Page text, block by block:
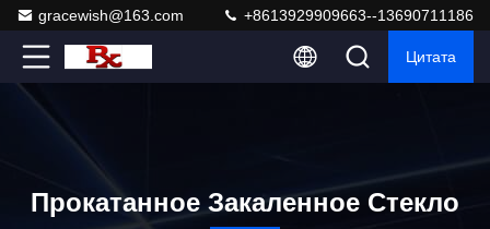
gracewish@163.com +8613929909663--13690711186
Цитата
Прокатанное Закаленное Стекло